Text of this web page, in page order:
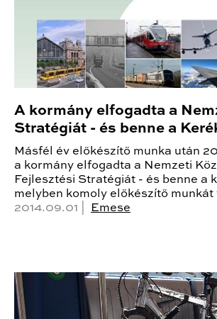
A kormány elfogadta a
Stratégiát - és benne a
Másfél év előkészítő munka után
a kormány elfogadta a Nemzeti
Fejlesztési Stratégiát - és benne a
melyben komoly előkészítő munkát
2014.09.01 |
Emese